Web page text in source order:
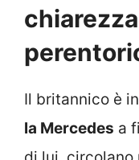
Il britannico è
la Mercedes a